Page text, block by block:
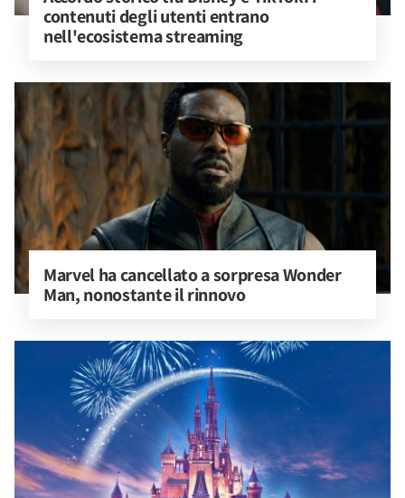
contenuti degli utenti entrano
nell'ecosistema streaming
Marvel ha cancellato a sorpresa Wonder
Man, nonostante il rinnovo